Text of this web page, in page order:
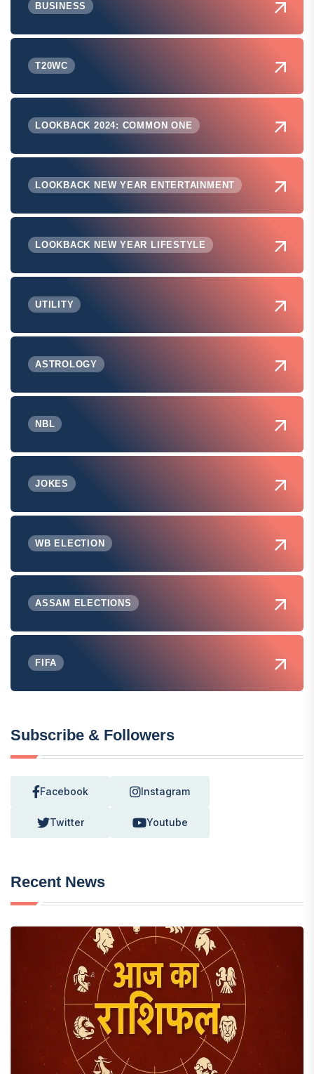
BUSINESS
T20WC
LOOKBACK 2024: COMMON ONE
LOOKBACK NEW YEAR ENTERTAINMENT
LOOKBACK NEW YEAR LIFESTYLE
UTILITY
ASTROLOGY
NBL
JOKES
WB ELECTION
ASSAM ELECTIONS
FIFA
Subscribe & Followers
Facebook Instagram
Twitter Youtube
Recent News